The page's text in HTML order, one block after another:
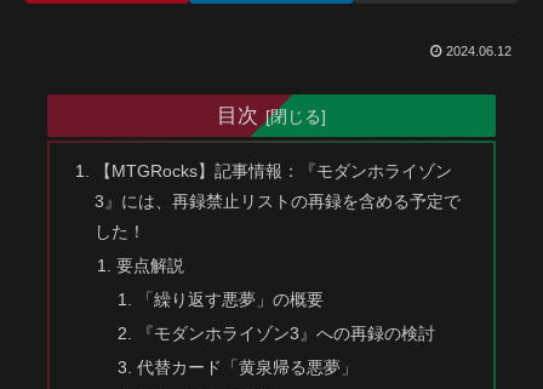
2024.06.12
目次
【MTGRocks】記事情報：『モダンホライゾン
3』には、再録禁止リストの再録を含める予定で
した！
要点解説
「繰り返す悪夢」の概要
『モダンホライゾン3』への再録の検討
代替カード「黄泉帰る悪夢」